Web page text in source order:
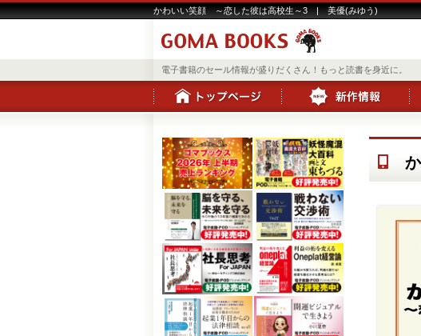
かわいい笑顔 ～恋した彼は高校生～3 | 美優(みゆう)
電子書籍のセール情報が盛りだくさん！もっと読書を身近に。